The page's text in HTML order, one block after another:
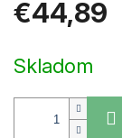
€44,89
cena:
Skladom